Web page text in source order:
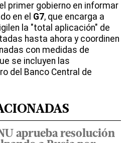
primer gobierno en informar
en el G7, que encarga a
la "total aplicación" de
hasta ahora y coordinen
con medidas de
se incluyen las
del Banco Central de
aprueba resolución